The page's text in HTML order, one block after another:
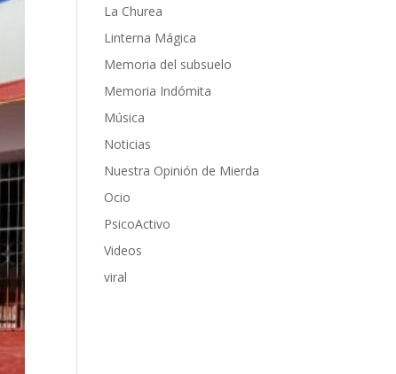
La Churea
Linterna Mágica
Memoria del subsuelo
Memoria Indómita
Música
Noticias
Nuestra Opinión de Mierda
Ocio
PsicoActivo
Videos
viral